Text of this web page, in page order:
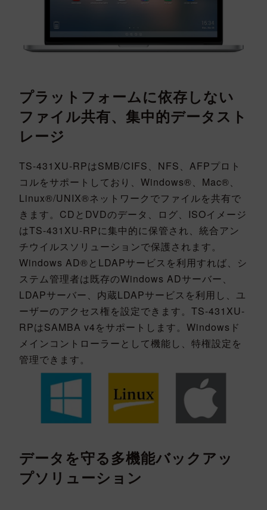
プラットフォームに依存しない
ファイル共有、集中的データスト
レージ
TS-431XU-RPはSMB/CIFS、NFS、AFPプロト
コルをサポートしており、Windows®、Mac®、
Linux®/UNIX®ネットワークでファイルを共有で
きます。CDとDVDのデータ、ログ、ISOイメージ
はTS-431XU-RPに集中的に保管され、統合アン
チウイルスソリューションで保護されます。
Windows AD®とLDAPサービスを利用すれば、シ
ステム管理者は既存のWindows ADサーバー、
LDAPサーバー、内蔵LDAPサービスを利用し、ユ
ーザーのアクセス権を設定できます。TS-431XU-
RPはSAMBA v4をサポートします。Windowsド
メインコントローラーとして機能し、特権設定を
管理できます。
データを守る多機能バックアッ
プソリューション